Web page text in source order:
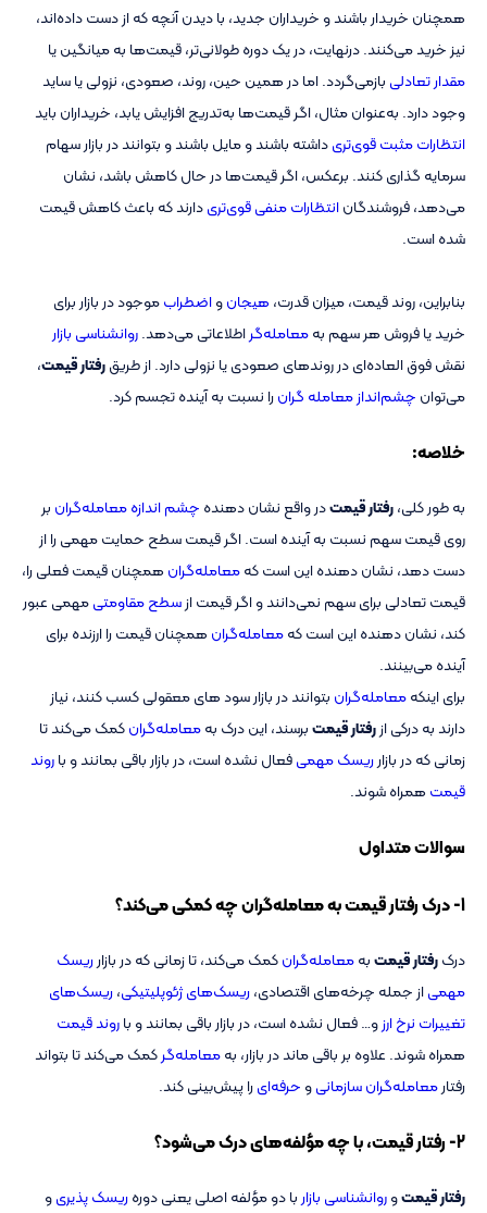
همچنان خریدار باشند و خریداران جدید، با دیدن آنچه که از دست‌ داده‌اند،
نیز خرید می‌کنند. درنهایت، در یک دوره طولانی‌تر، قیمت‌ها به میانگین یا
مقدار تعادلی بازمی‌گردد. اما در همین حین، روند، صعودی، نزولی یا ساید
وجود دارد. به‌عنوان مثال، اگر قیمت‌ها به‌تدریج افزایش یابد، خریداران باید
انتظارات مثبت قوی‌تریداشته باشند و مایل باشند و بتوانند در بازار سهام
سرمایه گذاری کنند. برعکس، اگر قیمت‌ها در حال کاهش باشد، نشان
می‌دهد، فروشندگانانتظارات منفی قوی‌تریدارند که باعث کاهش قیمت
شده است.
بنابراین، روند قیمت، میزان قدرت، هیجانواضطرابموجود در بازار برای
خرید یا فروش هر سهم بهمعامله‌گراطلاعاتی می‌دهد.روانشناسی بازار
نقش فوق‌ العاده‌ای در روندهای صعودی یا نزولی دارد. از طریقرفتار قیمت،
می‌توان چشم‌انداز معامله گرانرا نسبت به آینده تجسم کرد.
خلاصه:
به طور کلی،رفتار قیمتدر واقع نشان دهنده چشم اندازهمعامله‌گران بر
روی قیمت سهم نسبت به آینده است. اگر قیمت سطح حمایت مهمی را از
دست دهد، نشان دهنده این است کهمعامله‌گران همچنان قیمت فعلی را،
قیمت تعادلی برای سهم نمی‌دانند و اگر قیمت ازسطح مقاومتیمهمی عبور
کند، نشان دهنده این است کهمعامله‌گران همچنان قیمت را ارزنده برای
آینده می‌بینند.
برای اینکهمعامله‌گران بتوانند در بازار سود های معقولی کسب کنند، نیاز
دارند به درکی ازرفتار قیمتبرسند، این درک بهمعامله‌گرانکمک می‌کند تا
زمانی که در بازارریسک مهمیفعال نشده است، در بازار باقی بمانند و باروند
قیمت همراه شوند.
سوالات متداول
1- درک رفتار قیمت به معامله‌گران چه کمکی می‌کند؟
درکرفتار قیمتبهمعامله‌گرانکمک می‌کند، تا زمانی که در بازارریسک
مهمیاز جمله چرخه‌های اقتصادی،ریسک‌های ژئوپلیتیکی،ریسک‌های
تغییرات نرخ ارزو… فعال نشده است، در بازار باقی بمانند و باروند قیمت
همراه شوند. علاوه بر باقی ماند در بازار، بهمعامله‌گرکمک می‌کند تا بتواند
رفتارمعامله‌گرانسازمانیو حرفه‌ایرا پیش‌بینی کند.
2- رفتار قیمت، با چه مؤلفه‌های درک می‌شود؟
رفتار قیمتوروانشناسی بازار با دو مؤلفه اصلی یعنی دورهریسک پذیریو